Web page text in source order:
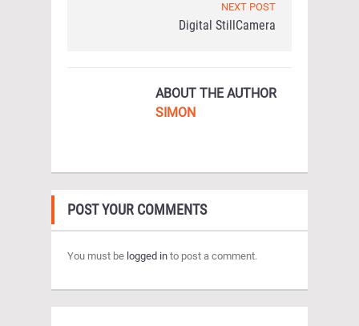
NEXT POST
Digital StillCamera
ABOUT THE AUTHOR
SIMON
POST YOUR COMMENTS
You must be logged in to post a comment.